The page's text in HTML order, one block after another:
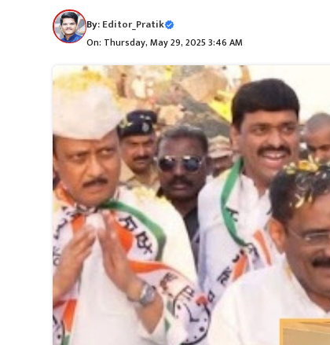
By:Editor_Pratik
On: Thursday, May 29, 2025 3:46 AM